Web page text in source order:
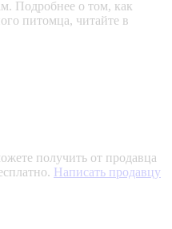
Подробнее о том, как
питомца, читайте в
получить от продавца
Написать продавцу